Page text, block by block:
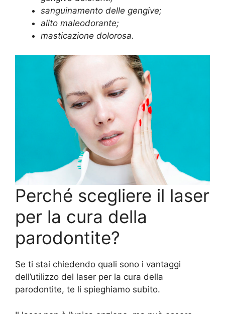
sanguinamento delle gengive;
alito maleodorante;
masticazione dolorosa.
Perché scegliere il laser
per la cura della
parodontite?
Se ti stai chiedendo quali sono i vantaggi
dell’utilizzo del laser per la cura della
parodontite, te li spieghiamo subito.